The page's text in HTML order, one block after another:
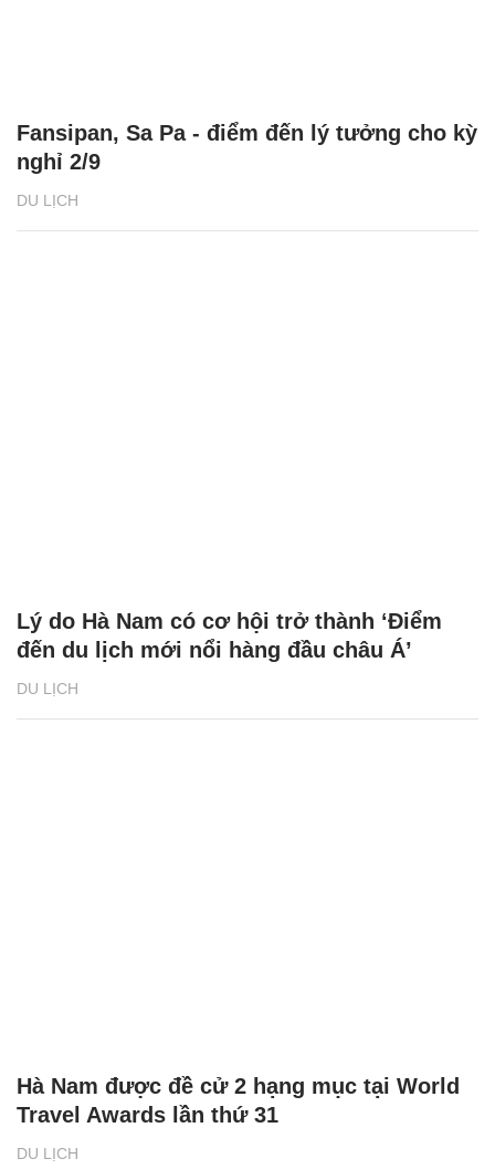
DU LỊCH
Fansipan, Sa Pa - điểm đến lý tưởng cho kỳ
nghỉ 2/9
DU LỊCH
Lý do Hà Nam có cơ hội trở thành ‘Điểm
đến du lịch mới nổi hàng đầu châu Á’
DU LỊCH
Hà Nam được đề cử 2 hạng mục tại World
Travel Awards lần thứ 31